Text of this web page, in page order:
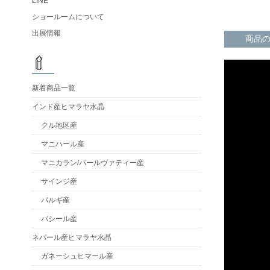
商品
ショールームについて
出展情報
新着商品一覧
インド産ヒマラヤ水晶
クル地区産
マニハール産
マニカラン/パールヴァティー産
サインジ産
パルギ産
バシール産
ネパール産ヒマラヤ水晶
ガネーシュヒマール産